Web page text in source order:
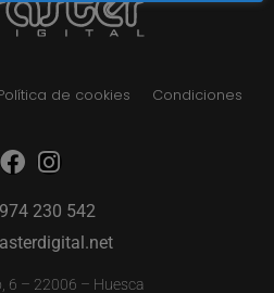
de cookies Condiciones
230 542
6 – 22006 – Huesca